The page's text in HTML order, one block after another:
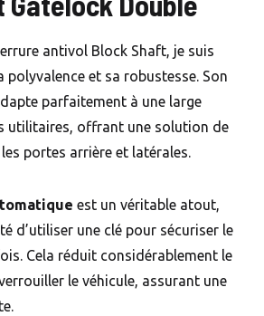
antivol Block Shaft, je suis
polyvalence et sa robustesse. Son
parfaitement à une large
utilitaires, offrant une solution de
portes arrière et latérales.
est un véritable atout,
d’utiliser une clé pour sécuriser le
Cela réduit considérablement le
le véhicule, assurant une